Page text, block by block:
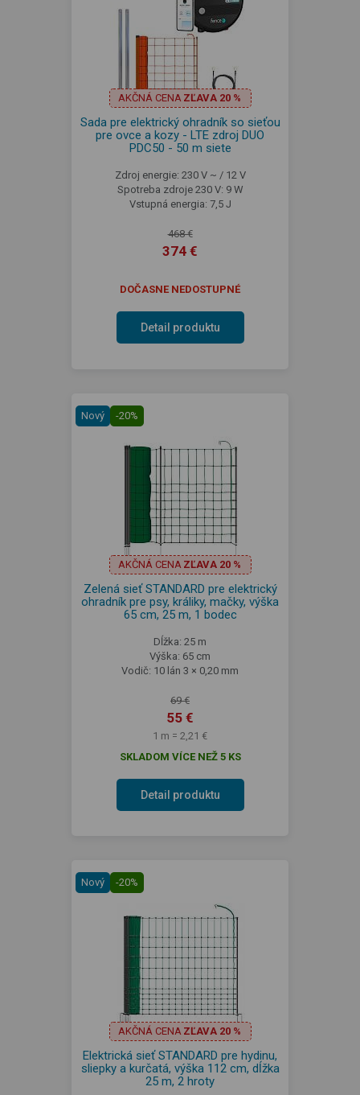
AKČNÁ CENA ZĽAVA 20 %
Sada pre elektrický ohradník so sieťou
pre ovce a kozy - LTE zdroj DUO
PDC50 - 50 m siete
Zdroj energie: 230 V ~ / 12 V
Spotreba zdroje 230 V: 9 W
Vstupná energia: 7,5 J
468 €
374 €
DOČASNE NEDOSTUPNÉ
Detail produktu
Nový -20%
AKČNÁ CENA ZĽAVA 20 %
Zelená sieť STANDARD pre elektrický
ohradník pre psy, králiky, mačky, výška
65 cm, 25 m, 1 bodec
Dĺžka: 25 m
Výška: 65 cm
Vodič: 10 lán 3 × 0,20 mm
69 €
55 €
1 m = 2,21 €
SKLADOM VÍCE NEŽ 5 KS
Detail produktu
Nový -20%
AKČNÁ CENA ZĽAVA 20 %
Elektrická sieť STANDARD pre hydinu,
sliepky a kurčatá, výška 112 cm, dĺžka
25 m, 2 hroty